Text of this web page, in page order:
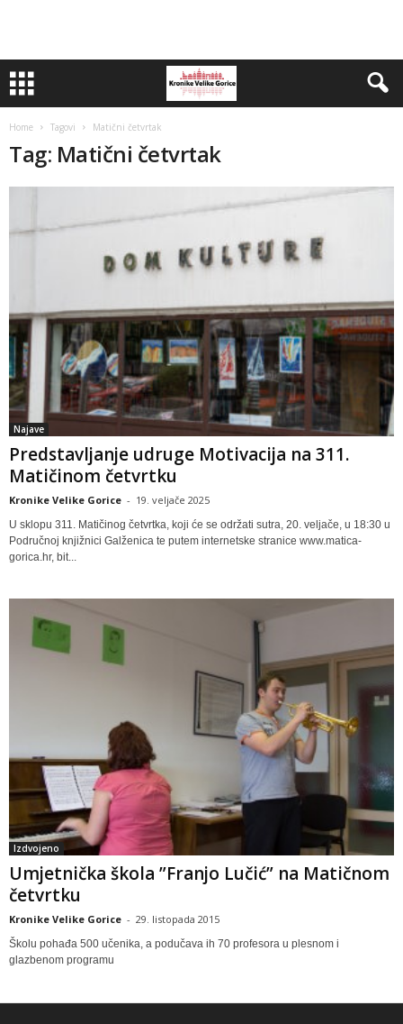
Home Tagovi Matični četvrtak
Tag: Matični četvrtak
Najave
Predstavljanje udruge Motivacija na 311.
Matičinom četvrtku
Kronike Velike Gorice - 19. veljače 2025
U sklopu 311. Matičinog četvrtka, koji će se održati sutra, 20. veljače, u 18:30 u
Područnoj knjižnici Galženica te putem internetske stranice www.matica-
gorica.hr, bit...
Izdvojeno
Umjetnička škola ”Franjo Lučić” na Matičnom
četvrtku
Kronike Velike Gorice - 29. listopada 2015
Školu pohađa 500 učenika, a podučava ih 70 profesora u plesnom i
glazbenom programu